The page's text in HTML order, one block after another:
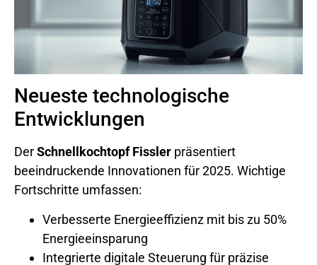
Neueste technologische
Entwicklungen
DerSchnellkochtopf Fissler präsentiert
beeindruckende Innovationen für 2025. Wichtige
Fortschritte umfassen:
Verbesserte Energieeffizienz mit bis zu 50%
Energieeinsparung
Integrierte digitale Steuerung für präzise